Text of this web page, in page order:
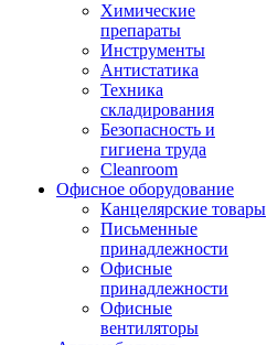
Химические
препараты
Инструменты
Aнтистатика
Техника
складирования
Безопасность и
гигиена труда
Cleanroom
Офисное оборудование
Канцелярские товары
Письменные
принадлежности
Офисные
принадлежности
Офисные
вентиляторы